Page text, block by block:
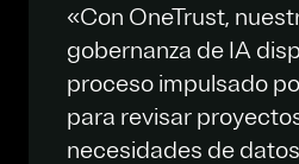
«Con OneTrust,
gobernanza de IA
proceso impulsado
para revisar
necesidades de